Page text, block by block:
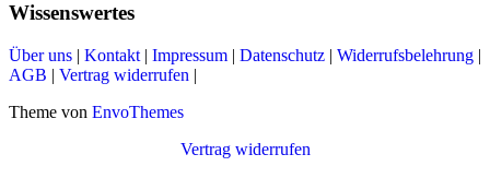
Wissenswertes
Über uns | Kontakt | Impressum | Datenschutz | Widerrufsbelehrung |
AGB | Vertrag widerrufen |
Theme von EnvoThemes
Vertrag widerrufen